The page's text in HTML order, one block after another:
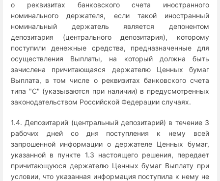
о реквизитах банковского счета иностранного
номинального держателя, если такой иностранный
номинальный держатель является депонентом
депозитария (центрального депозитария), которому
поступили денежные средства, предназначенные для
осуществления Выплаты, на который должна быть
зачислена причитающаяся держателю Ценных бумаг
Выплата, в том числе о реквизитах банковского счета
типа "C" (указываются при наличии) в предусмотренных
законодательством Российской Федерации случаях.
1.4. Депозитарий (центральный депозитарий) в течение 3
рабочих дней со дня поступления к нему всей
запрошенной информации о держателе Ценных бумаг,
указанной в пункте 1.3 настоящего решения, передает
причитающуюся держателю Ценных бумаг Выплату при
условии, что указанная информация поступила к нему не